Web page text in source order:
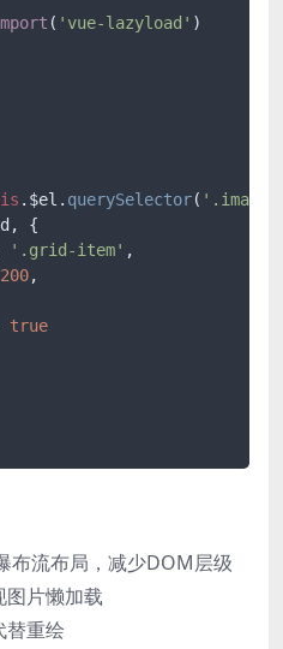
( 'vue-lazyload' )
. $el . querySelector(
{
'.grid-item' ,
200,
true
布流布局，减少DOM层级
片懒加载
重绘